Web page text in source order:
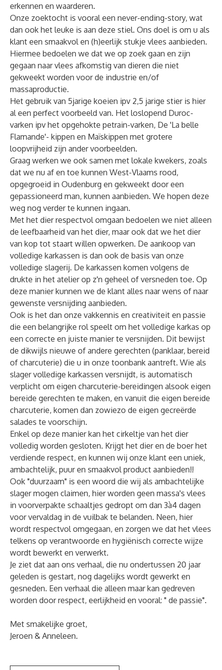
erkennen en waarderen.
Onze zoektocht is vooral een never-ending-story, wat
dan ook het leuke is aan deze stiel. Ons doel is om u als
klant een smaakvol en (h)eerlijk stukje vlees aanbieden.
Hiermee bedoelen we dat we op zoek gaan en zijn
gegaan naar vlees afkomstig van dieren die niet
gekweekt worden voor de industrie en/of
massaproductie.
Het gebruik van 5jarige koeien ipv 2,5 jarige stier is hier
al een perfect voorbeeld van. Het loslopend Duroc-
varken ipv het opgehokte petrain-varken, De 'La belle
Flamande'- kippen en Maïskippen met grotere
loopvrijheid zijn ander voorbeelden.
Graag werken we ook samen met lokale kwekers, zoals
dat we nu af en toe kunnen West-Vlaams rood,
opgegroeid in Oudenburg en gekweekt door een
gepassioneerd man, kunnen aanbieden. We hopen deze
weg nog verder te kunnen ingaan.
Met het dier respectvol omgaan bedoelen we niet alleen
de leefbaarheid van het dier, maar ook dat we het dier
van kop tot staart willen opwerken. De aankoop van
volledige karkassen is dan ook de basis van onze
volledige slagerij. De karkassen komen volgens de
drukte in het atelier op z'n geheel of versneden toe. Op
deze manier kunnen we de klant alles naar wens of naar
gewenste versnijding aanbieden.
Ook is het dan onze vakkennis en creativiteit en passie
die een belangrijke rol speelt om het volledige karkas op
een correcte en juiste manier te versnijden. Dit bewijst
de dikwijls nieuwe of andere gerechten (panklaar, bereid
of charcuterie) die u in onze toonbank aantreft. Wie als
slager volledige karkassen versnijdt, is automatisch
verplicht om eigen charcuterie-bereidingen alsook eigen
bereide gerechten te maken, en vanuit die eigen bereide
charcuterie, komen dan zowiezo de eigen gecreërde
salades te voorschijn.
Enkel op deze manier kan het cirkeltje van het dier
volledig worden gesloten. Krijgt het dier en de boer het
verdiende respect, en kunnen wij onze klant een uniek,
ambachtelijk, puur en smaakvol product aanbieden!!
Ook "duurzaam" is een woord die wij als ambachtelijke
slager mogen claimen, hier worden geen massa's vlees
in voorverpakte schaaltjes gedropt om dan 3à4 dagen
voor vervaldag in de vuilbak te belanden. Neen, hier
wordt respectvol omgegaan, en zorgen we dat het vlees
telkens op verantwoorde en hygiënisch correcte wijze
wordt bewerkt en verwerkt.
Je ziet dat aan ons verhaal, die nu ondertussen 20 jaar
geleden is gestart, nog dagelijks wordt gewerkt en
gesneden. Een verhaal die alleen maar kan gedreven
worden door respect, eerlijkheid en vooral: " de passie".
Met smakelijke groet,
Jeroen & Anneleen.